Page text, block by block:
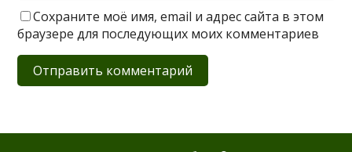
Сохраните моё имя, email и адрес сайта в этом
браузере для последующих моих комментариев